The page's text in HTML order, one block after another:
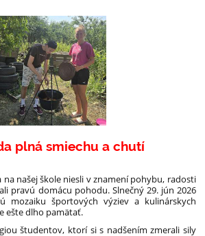
plná smiechu a chutí
na našej škole niesli v znamení pohybu, radosti
pravú domácu pohodu. Slnečný 29. jún 2026
mozaiku športových výziev a kulinárskych
ešte dlho pamätať.
študentov, ktorí si s nadšením zmerali sily